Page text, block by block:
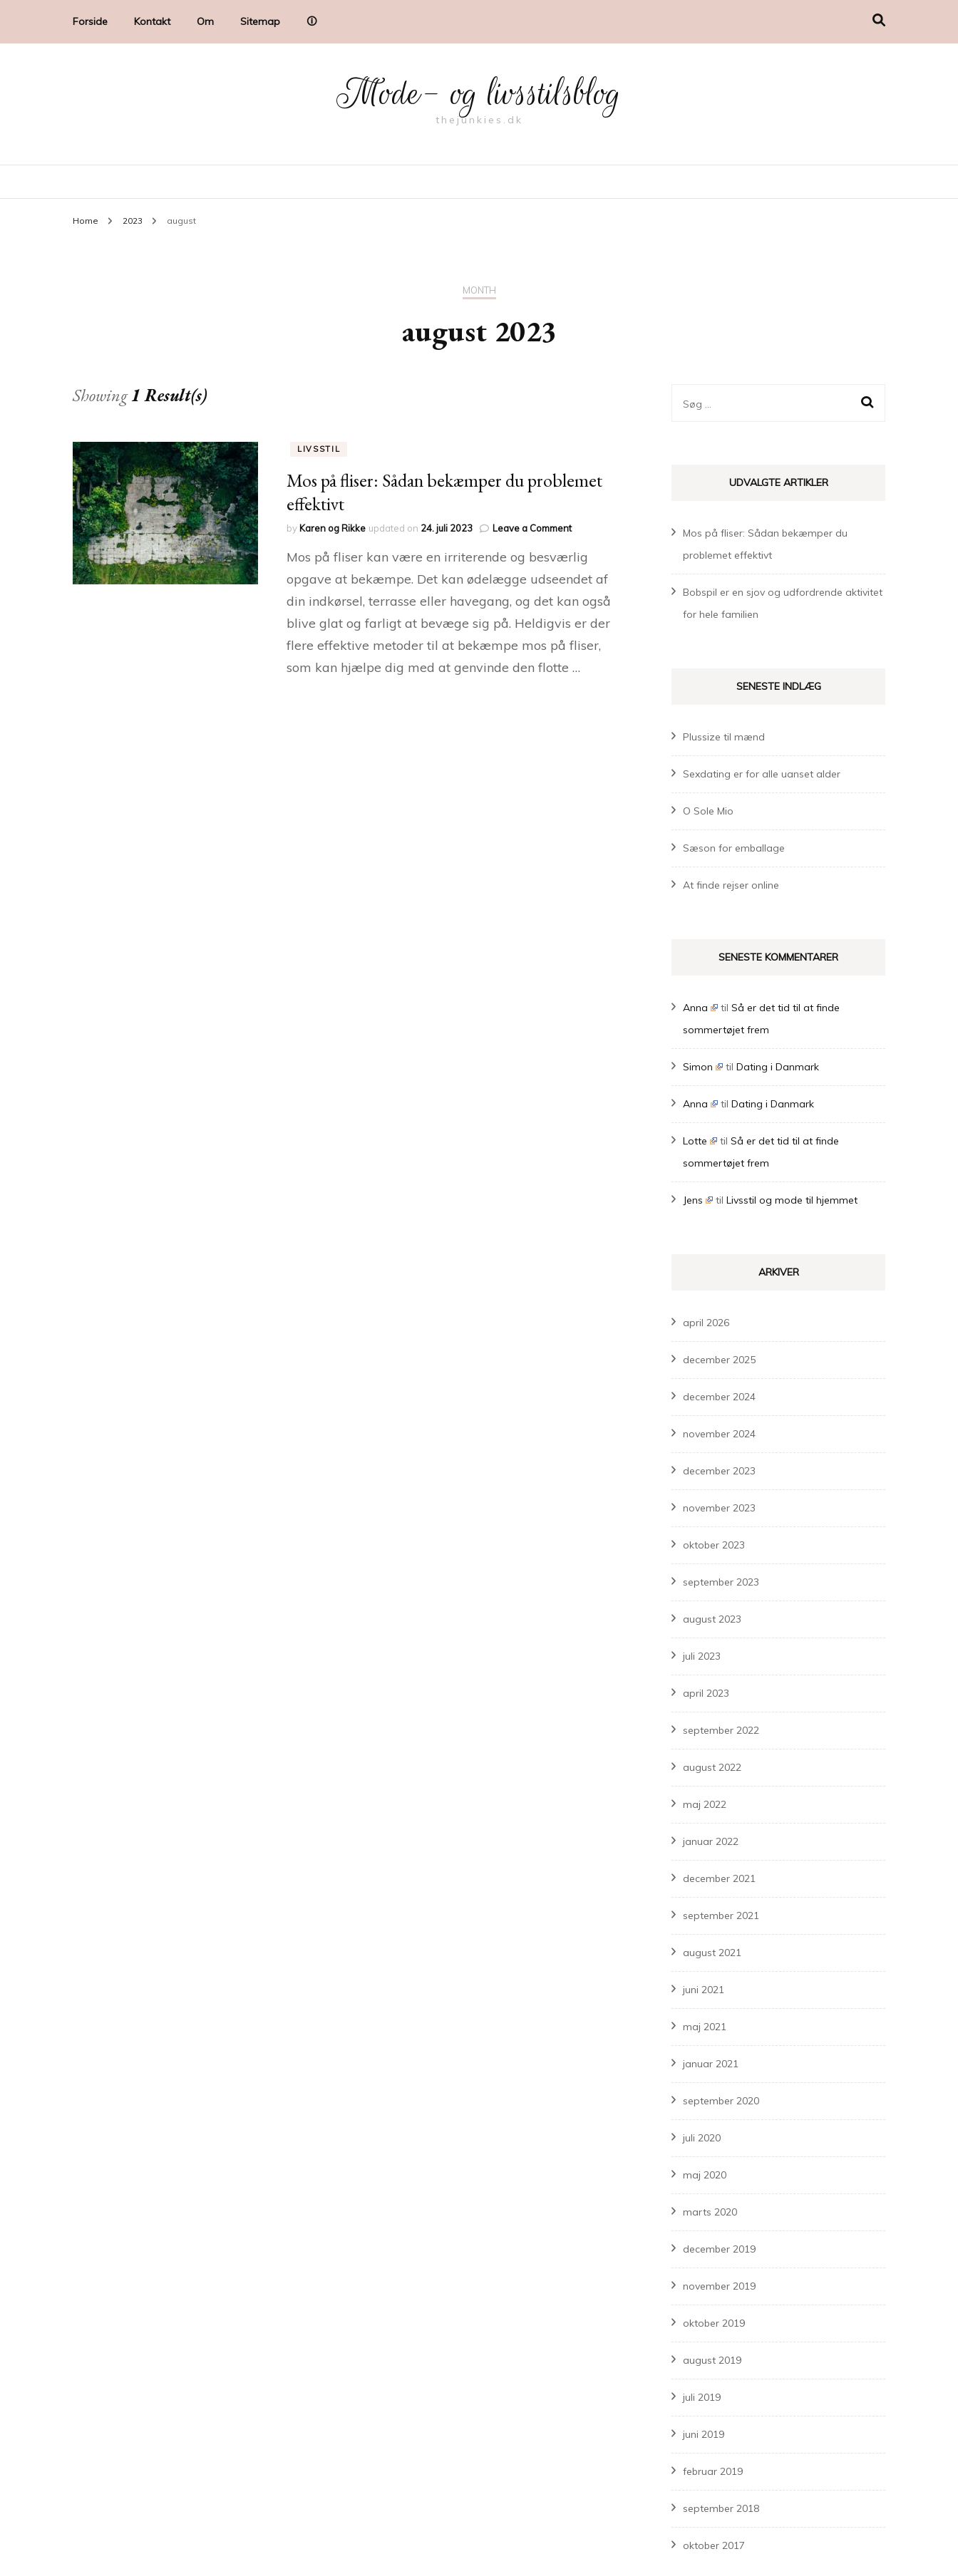
Forside Kontakt Om Sitemap 🛈
Mode- og livsstilsblog
thejunkies.dk
Home 2023 august
MONTH
august 2023
Showing1 Result(s)
LIVSSTIL
Mos på fliser: Sådan bekæmper du problemet
effektivt
by Karen og Rikke updated on 24. juli 2023 Leave a Commenton
på
Sådan
bekæmper
problemet
effektivt
Mos på fliser kan være en irriterende og besværlig
opgave at bekæmpe. Det kan ødelægge udseendet af
din indkørsel, terrasse eller havegang, og det kan også
blive glat og farligt at bevæge sig på. Heldigvis er der
flere effektive metoder til at bekæmpe mos på fliser,
som kan hjælpe dig med at genvinde den flotte …
Søg
UDVALGTE ARTIKLER
Mos på fliser: Sådan bekæmper du
problemet effektivt
Bobspil er en sjov og udfordrende aktivitet
for hele familien
SENESTE INDLÆG
Plussize til mænd
Sexdating er for alle uanset alder
O Sole Mio
Sæson for emballage
At finde rejser online
SENESTE KOMMENTARER
Anna tilSå er det tid til at finde
sommertøjet frem
Simon tilDating i Danmark
Anna tilDating i Danmark
Lotte tilSå er det tid til at finde
sommertøjet frem
Jens tilLivsstil og mode til hjemmet
ARKIVER
april 2026
december 2025
december 2024
november 2024
december 2023
november 2023
oktober 2023
september 2023
august 2023
juli 2023
april 2023
september 2022
august 2022
maj 2022
januar 2022
december 2021
september 2021
august 2021
juni 2021
maj 2021
januar 2021
september 2020
juli 2020
maj 2020
marts 2020
december 2019
november 2019
oktober 2019
august 2019
juli 2019
juni 2019
februar 2019
september 2018
oktober 2017